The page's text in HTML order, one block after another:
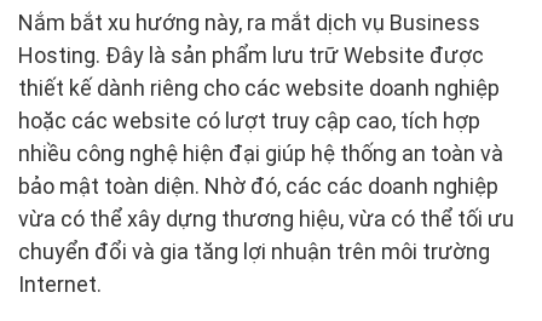
Nắm bắt xu hướng này, ra mắt dịch vụ Business
Hosting. Đây là sản phẩm lưu trữ Website được
thiết kế dành riêng cho các website doanh nghiệp
hoặc các website có lượt truy cập cao, tích hợp
nhiều công nghệ hiện đại giúp hệ thống an toàn và
bảo mật toàn diện. Nhờ đó, các các doanh nghiệp
vừa có thể xây dựng thương hiệu, vừa có thể tối ưu
chuyển đổi và gia tăng lợi nhuận trên môi trường
Internet.